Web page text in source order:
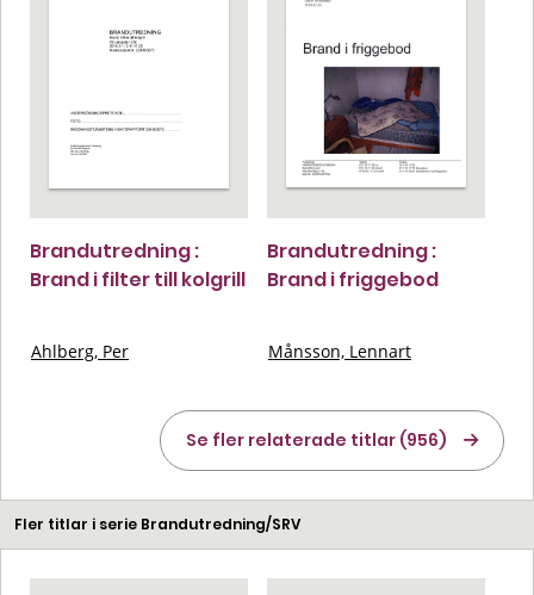
Brandutredning :
Brand i filter till kolgrill
Ahlberg, Per
Brandutredning :
Brand i friggebod
Månsson, Lennart
Se fler relaterade titlar (956)
Fler titlar i serie Brandutredning/SRV